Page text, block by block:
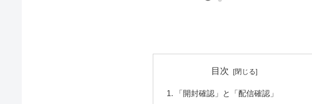
目次
「開封確認」と「配信確認」